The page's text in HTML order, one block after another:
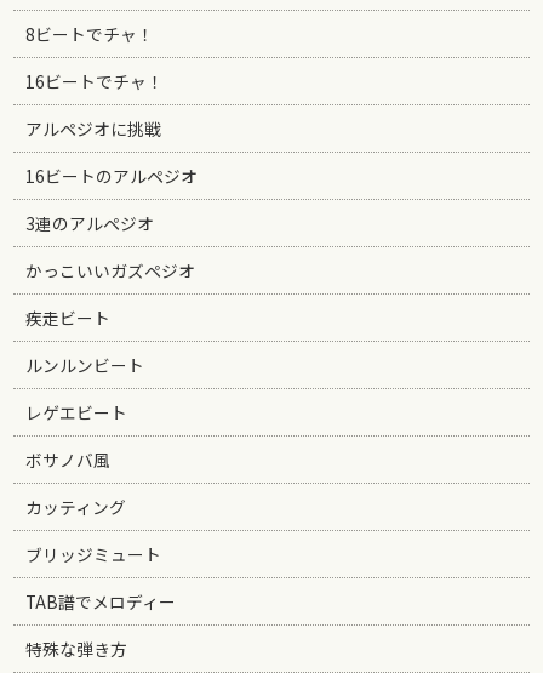
8ビートでチャ！
16ビートでチャ！
アルペジオに挑戦
16ビートのアルペジオ
3連のアルペジオ
かっこいいガズペジオ
疾走ビート
ルンルンビート
レゲエビート
ボサノバ風
カッティング
ブリッジミュート
TAB譜でメロディー
特殊な弾き方